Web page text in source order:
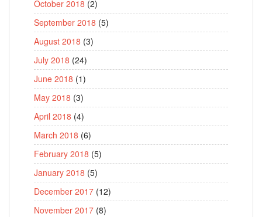
October 2018 (2)
September 2018 (5)
August 2018 (3)
July 2018 (24)
June 2018 (1)
May 2018 (3)
April 2018 (4)
March 2018 (6)
February 2018 (5)
January 2018 (5)
December 2017 (12)
November 2017 (8)